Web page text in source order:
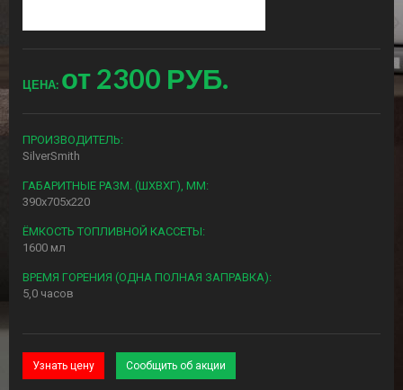
ЦЕНА: от2300 РУБ.
ПРОИЗВОДИТЕЛЬ:
SilverSmith
ГАБАРИТНЫЕ РАЗМ. (ШXВXГ), ММ:
390x705x220
ЁМКОСТЬ ТОПЛИВНОЙ КАССЕТЫ:
1600 мл
ВРЕМЯ ГОРЕНИЯ (ОДНА ПОЛНАЯ ЗАПРАВКА):
5,0 часов
Узнать цену Сообщить об акции